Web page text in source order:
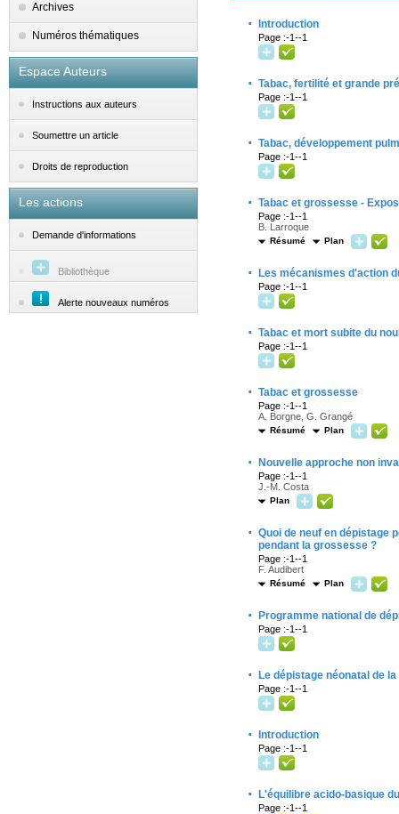
Archives
Numéros thématiques
Espace Auteurs
Instructions aux auteurs
Soumettre un article
Droits de reproduction
Les actions
Demande d'informations
Bibliothèque
Alerte nouveaux numéros
· Introduction
Page :-1--1
· Tabac, fertilité et grande
Page :-1--1
· Tabac, développement
Page :-1--1
· Tabac et grossesse -
Page :-1--1
B. Larroque
Résumé Plan
· Les mécanismes d'action
Page :-1--1
· Tabac et mort subite du
Page :-1--1
· Tabac et grossesse
Page :-1--1
A. Borgne, G. Grangé
Résumé Plan
· Nouvelle approche non
Page :-1--1
J.-M. Costa
Plan
· Quoi de neuf en dépistage
pendant la grossesse ?
Page :-1--1
F. Audibert
Résumé Plan
· Programme national de
Page :-1--1
· Le dépistage néonatal de
Page :-1--1
· Introduction
Page :-1--1
· L'équilibre acido-basique
Page :-1--1